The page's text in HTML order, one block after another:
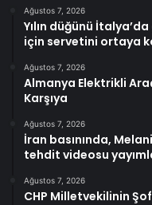
Ağustos 7, 2026
Yılın düğünü
için servetini ortaya
Ağustos 7, 2026
Almanya Elektrikli
Karşıya
Ağustos 7, 2026
İran basınında,
tehdit videosu
Ağustos 7, 2026
CHP Milletvekilinin